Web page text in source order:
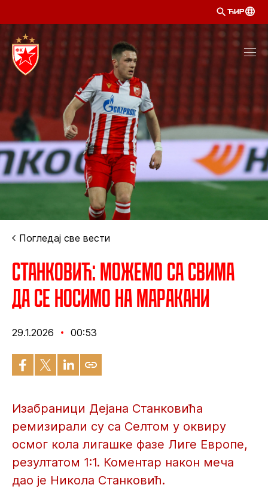
ЋИР
Погледај све вести
Станковић: Можемо са свима
да се носимо на Маракани
29.1.2026 00:53
Изабраници Дејана Станковића
ремизирали су са Селтом у оквиру
осмог кола лигашке фазе Лиге Европе,
резултатом 1:1. Коментар након меча
дао је Никола Станковић.